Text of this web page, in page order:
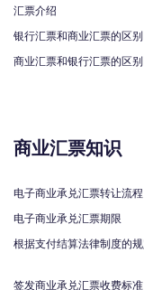
汇票介绍
银行汇票和商业汇票的区别
商业汇票和银行汇票的区别
商业汇票知识
电子商业承兑汇票转让流程
电子商业承兑汇票期限
签发商业承兑汇票收费标准